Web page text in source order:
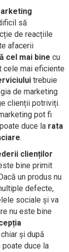
să
de reacțiile
afacerii
cel mai bine cu
cele mai eficiente
trebuie
de marketing
clienții potriviți.
pot fi
duce la rata
.
clienților
bine primit
un produs nu
defecte,
sociale și va
nu este bine
și după
poate duce la